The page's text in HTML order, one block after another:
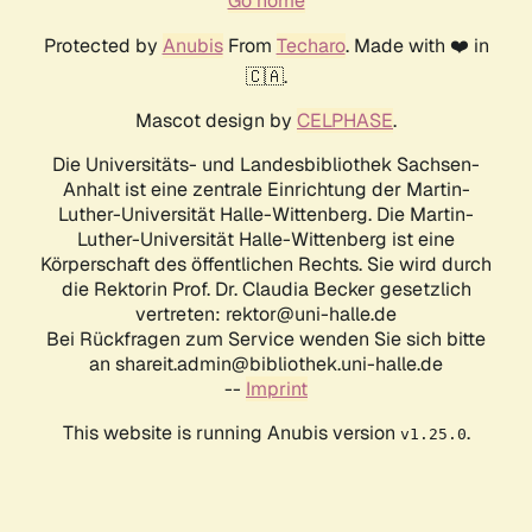
Protected by AnubisFrom Techaro. Made with ❤️ in
🇨🇦.
Mascot design by CELPHASE.
Die Universitäts- und Landesbibliothek Sachsen-
Anhalt ist eine zentrale Einrichtung der Martin-
Luther-Universität Halle-Wittenberg. Die Martin-
Luther-Universität Halle-Wittenberg ist eine
Körperschaft des öffentlichen Rechts. Sie wird durch
die Rektorin Prof. Dr. Claudia Becker gesetzlich
vertreten: rektor@uni-halle.de
Bei Rückfragen zum Service wenden Sie sich bitte
an shareit.admin@bibliothek.uni-halle.de
-- Imprint
This website is running Anubis version v1.25.0.